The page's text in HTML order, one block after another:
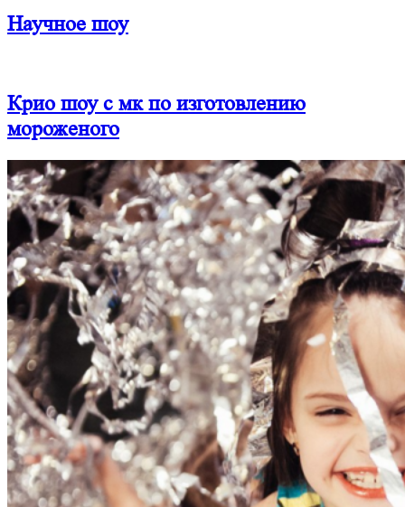
Научное шоу
Крио шоу с мк по изготовлению
мороженого